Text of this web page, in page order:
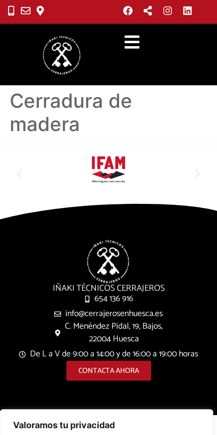
Valoramos tu privacidad
Cerradura de
madera
IÑAKI TÉCNICOS CERRAJEROS
654 136 916
info@cerrajerosenhuesca.es
C. Menéndez Pidal, 19, Bajos,
22004 Huesca
De L a V de 9:00 a 14:00 y de 16:00 a 19:00 horas
CONTACTA AHORA